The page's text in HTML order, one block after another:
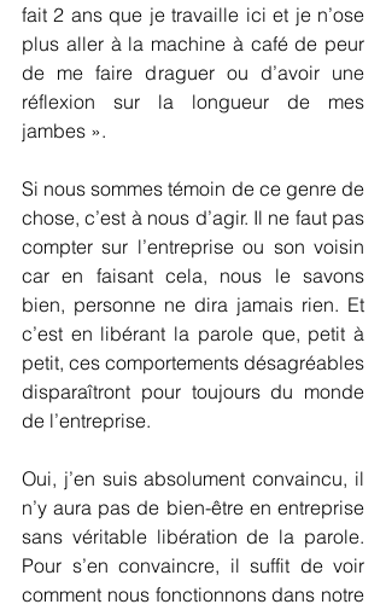
fait 2 ans que je travaille ici et je n’ose
plus aller à la machine à café de peur
de me faire draguer ou d’avoir une
réflexion sur la longueur de mes
jambes ».
Si nous sommes témoin de ce genre de
chose, c’est à nous d’agir. Il ne faut pas
compter sur l’entreprise ou son voisin
car en faisant cela, nous le savons
bien, personne ne dira jamais rien. Et
c’est en libérant la parole que, petit à
petit, ces comportements désagréables
disparaîtront pour toujours du monde
de l’entreprise.
Oui, j’en suis absolument convaincu, il
n’y aura pas de bien-être en entreprise
sans véritable libération de la parole.
Pour s’en convaincre, il suffit de voir
comment nous fonctionnons dans notre